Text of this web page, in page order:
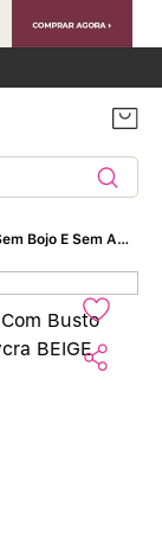
Sutiã Tradicional Sem Bojo E Sem Aro Com Busto Duplo Em Microfibra Tactel Com Fio Lycra BEIGE FONCÉ
Busto
BEIGE